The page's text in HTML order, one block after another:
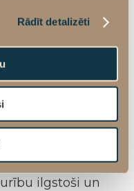
Rādīt detalizēti
tie var uzsūkties
diskomfortu,
procedūra,
iekšējo audu
diegi
ilgstoši un